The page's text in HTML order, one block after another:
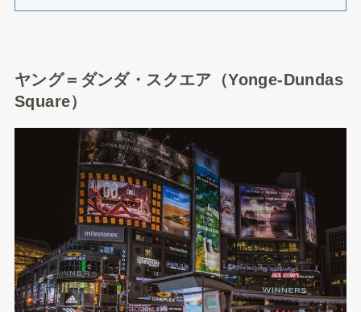
ヤング＝ダンダ・スクエア（Yonge-Dundas
Square）